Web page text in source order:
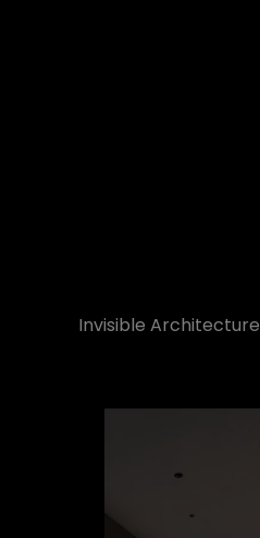
Invisible Architecture